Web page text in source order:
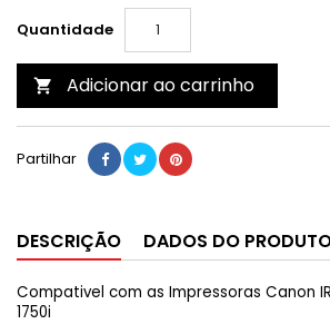
Quantidade
 Adicionar ao carrinho
Partilhar
DESCRIÇÃO DADOS DO
Compativel com as Impressoras Canon IR
1750i